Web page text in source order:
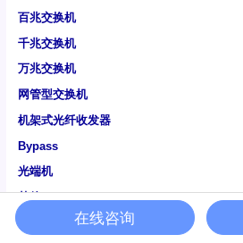
百兆交换机
千兆交换机
万兆交换机
网管型交换机
机架式光纤收发器
Bypass
光端机
其他
特种光器件-定制类
在线咨询